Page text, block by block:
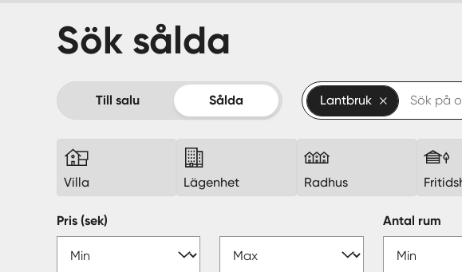
Sök sålda
Till salu Sålda Lantbruk
Villa Lägenhet Radhus
Pris (sek) Antal rum